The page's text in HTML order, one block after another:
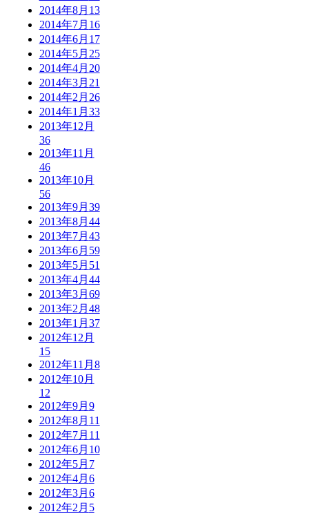
2014年8月 13
2014年7月 16
2014年6月 17
2014年5月 25
2014年4月 20
2014年3月 21
2014年2月 26
2014年1月 33
2013年12月
36
2013年11月
46
2013年10月
56
2013年9月 39
2013年8月 44
2013年7月 43
2013年6月 59
2013年5月 51
2013年4月 44
2013年3月 69
2013年2月 48
2013年1月 37
2012年12月
15
2012年11月 8
2012年10月
12
2012年9月 9
2012年8月 11
2012年7月 11
2012年6月 10
2012年5月 7
2012年4月 6
2012年3月 6
2012年2月 5